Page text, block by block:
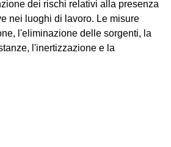
dei rischi relativi alla presenza
nei luoghi di lavoro. Le misure
l'eliminazione delle sorgenti, la
l'inertizzazione e la